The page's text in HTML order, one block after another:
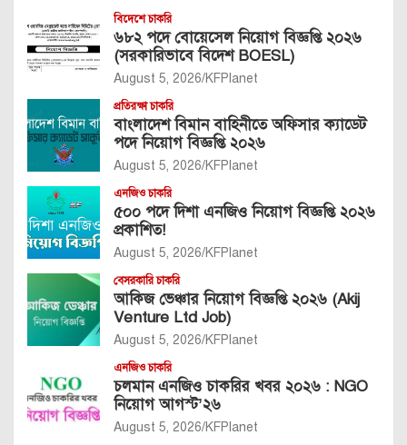
বিদেশে চাকরি
৬৮২ পদে বোয়েসেল নিয়োগ বিজ্ঞপ্তি ২০২৬
(সরকারিভাবে বিদেশ BOESL)
August 5, 2026 KFPlanet
প্রতিরক্ষা চাকরি
বাংলাদেশ বিমান বাহিনীতে অফিসার ক্যাডেট
পদে নিয়োগ বিজ্ঞপ্তি ২০২৬
August 5, 2026 KFPlanet
এনজিও চাকরি
৫০০ পদে দিশা এনজিও নিয়োগ বিজ্ঞপ্তি ২০২৬
প্রকাশিত!
August 5, 2026 KFPlanet
বেসরকারি চাকরি
আকিজ ভেঞ্চার নিয়োগ বিজ্ঞপ্তি ২০২৬ (Akij
Venture Ltd Job)
August 5, 2026 KFPlanet
এনজিও চাকরি
চলমান এনজিও চাকরির খবর ২০২৬ : NGO
নিয়োগ আগস্ট’২৬
August 5, 2026 KFPlanet